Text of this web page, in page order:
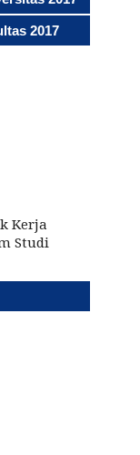
Kerja
Studi